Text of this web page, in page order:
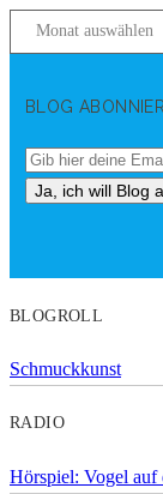
BLOG
BLOGROLL
Schmuckkunst
RADIO
Hörspiel: Vogel auf